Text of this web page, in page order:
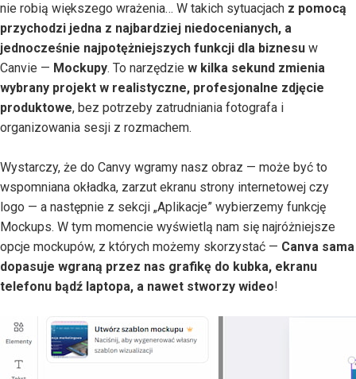
nie robią większego wrażenia… W takich sytuacjach z pomocą
przychodzi jedna z najbardziej niedocenianych, a
jednocześnie najpotężniejszych funkcji dla biznesu w
Canvie — Mockupy. To narzędzie w kilka sekund zmienia
wybrany projekt w realistyczne, profesjonalne zdjęcie
produktowe, bez potrzeby zatrudniania fotografa i
organizowania sesji z rozmachem.
Wystarczy, że do Canvy wgramy nasz obraz — może być to
wspomniana okładka, zarzut ekranu strony internetowej czy
logo — a następnie z sekcji „Aplikacje” wybierzemy funkcję
Mockups. W tym momencie wyświetlą nam się najróżniejsze
opcje mockupów, z których możemy skorzystać — Canva sama
dopasuje wgraną przez nas grafikę do kubka, ekranu
telefonu bądź laptopa, a nawet stworzy wideo!